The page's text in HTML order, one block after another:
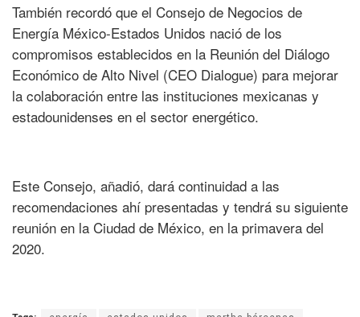
También recordó que el Consejo de Negocios de
Energía México-Estados Unidos nació de los
compromisos establecidos en la Reunión del Diálogo
Económico de Alto Nivel (CEO Dialogue) para mejorar
la colaboración entre las instituciones mexicanas y
estadounidenses en el sector energético.
Este Consejo, añadió, dará continuidad a las
recomendaciones ahí presentadas y tendrá su siguiente
reunión en la Ciudad de México, en la primavera del
2020.